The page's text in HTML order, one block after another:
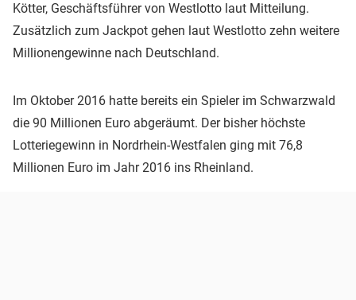
Kötter, Geschäftsführer von Westlotto laut Mitteilung.
Zusätzlich zum Jackpot gehen laut Westlotto zehn weitere
Millionengewinne nach Deutschland.
Im Oktober 2016 hatte bereits ein Spieler im Schwarzwald
die 90 Millionen Euro abgeräumt. Der bisher höchste
Lotteriegewinn in Nordrhein-Westfalen ging mit 76,8
Millionen Euro im Jahr 2016 ins Rheinland.